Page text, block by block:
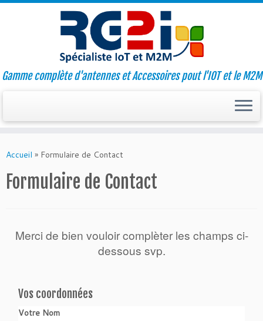
to
Gamme complète d'antennes et Accessoires pout l'IOT et le M2M
Accueil » Formulaire de Contact
Formulaire de Contact
Merci de bien vouloir complèter les champs ci-
dessous svp.
Vos coordonnées
Votre Nom